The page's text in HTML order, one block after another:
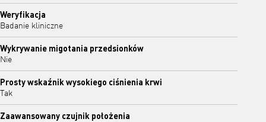
Weryfikacja
Badanie kliniczne
Wykrywanie migotania przedsionków
Nie
Prosty wskaźnik wysokiego ciśnienia krwi
Tak
Zaawansowany czujnik położenia